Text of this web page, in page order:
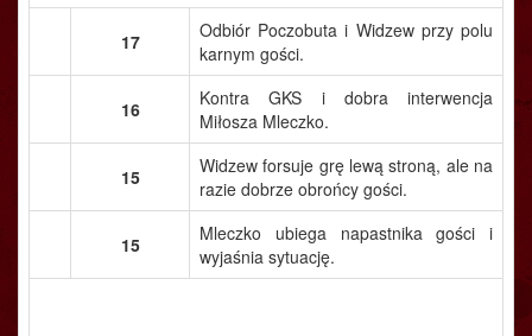
17
Odbiór Poczobuta i Widzew przy polu
karnym gości.
16
Kontra GKS i dobra interwencja
Miłosza Mleczko.
15
Widzew forsuje grę lewą stroną, ale na
razie dobrze obrońcy gości.
15
Mleczko ubiega napastnika gości i
wyjaśnia sytuację.